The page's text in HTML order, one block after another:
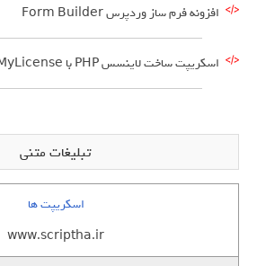
افزونه فرم ساز وردپرس Form Builder
اسکریپت ساخت لاینسس PHP با PHPMyLicense نسخه 3.1.5
تبلیغات متنی
اسکریپت ها
www.scriptha.ir